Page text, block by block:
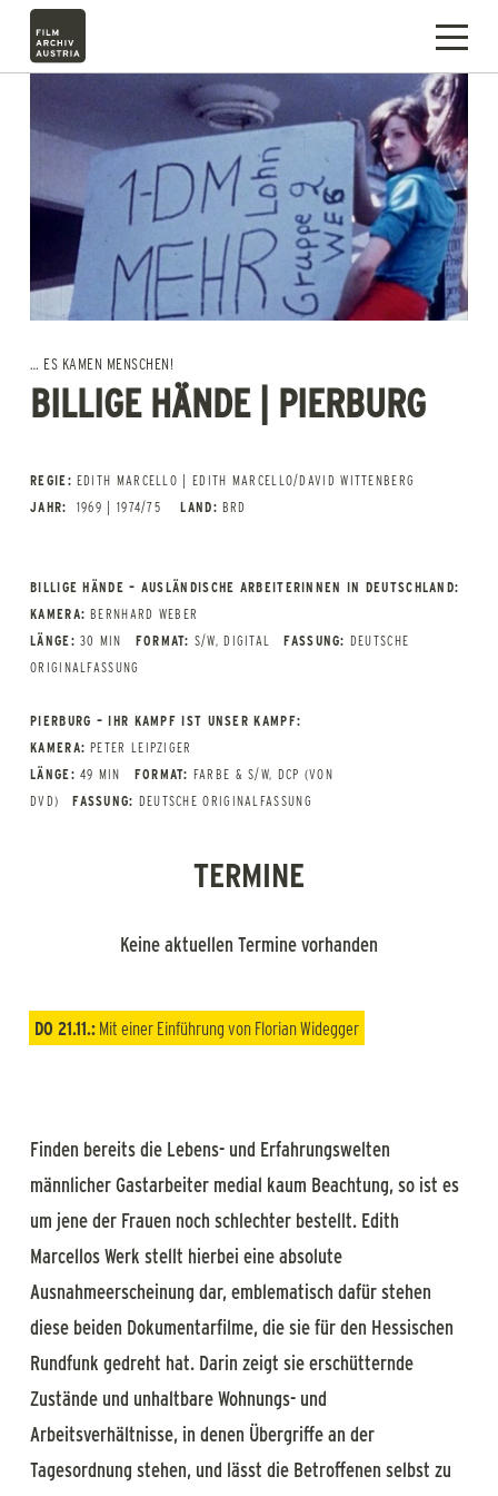
… ES KAMEN MENSCHEN!
BILLIGE HÄNDE | PIERBURG
REGIE: EDITH MARCELLO | EDITH MARCELLO/DAVID WITTENBERG
JAHR:
1969 | 1974/75 LAND: BRD
BILLIGE HÄNDE – AUSLÄNDISCHE ARBEITERINNEN IN DEUTSCHLAND:
KAMERA: BERNHARD WEBER
LÄNGE: 30 MIN FORMAT: S/W, DIGITAL FASSUNG: DEUTSCHE
ORIGINALFASSUNG
PIERBURG – IHR KAMPF IST UNSER KAMPF:
KAMERA: PETER LEIPZIGER
LÄNGE: 49 MIN FORMAT: FARBE & S/W, DCP (VON
DVD)
FASSUNG: DEUTSCHE ORIGINALFASSUNG
TERMINE
Keine aktuellen Termine vorhanden
DO 21.11.:Mit einer Einführung von Florian Widegger
Finden bereits die Lebens- und Erfahrungswelten
männlicher Gastarbeiter medial kaum Beachtung, so ist es
um jene der Frauen noch schlechter bestellt. Edith
Marcellos Werk stellt hierbei eine absolute
Ausnahmeerscheinung dar, emblematisch dafür stehen
diese beiden Dokumentarfilme, die sie für den Hessischen
Rundfunk gedreht hat. Darin zeigt sie erschütternde
Zustände und unhaltbare Wohnungs- und
Arbeitsverhältnisse, in denen Übergriffe an der
Tagesordnung stehen, und lässt die Betroffenen selbst zu